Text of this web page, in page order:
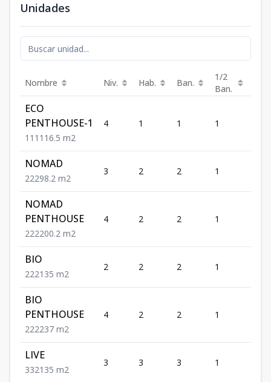
Unidades
Nombre Niv. Hab. Ban.
1/2
Ban.
ECO
PENTHOUSE-1
1 1 1 116.5 m2
4 1 1 1
NOMAD
22298.2 m2
3 2 2 1
NOMAD
PENTHOUSE
222200.2 m2
4 2 2 1
BIO
222135 m2
2 2 2 1
BIO
PENTHOUSE
222237 m2
4 2 2 1
LIVE
332135 m2
3 3 3 1